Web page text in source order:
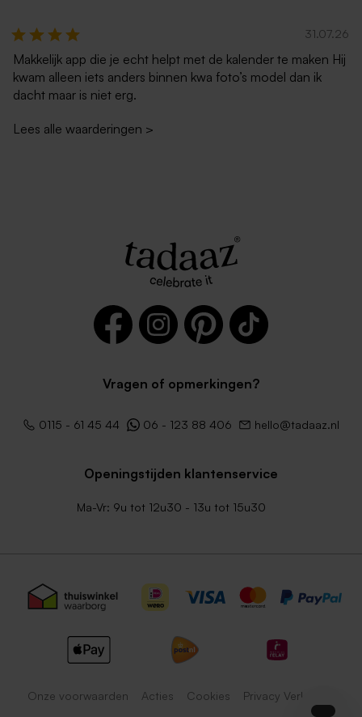
31.07.26
Makkelijk app die je echt helpt met de kalender te maken Hij
kwam alleen iets anders binnen kwa foto’s model dan ik
dacht maar is niet erg.
Lees alle waarderingen >
Vragen of opmerkingen?
0115 - 61 45 44 06 - 123 88 406 hello@tadaaz.nl
Openingstijden klantenservice
Ma-Vr: 9u tot 12u30 - 13u tot 15u30
Onze voorwaarden Acties Cookies Privacy Verklaring